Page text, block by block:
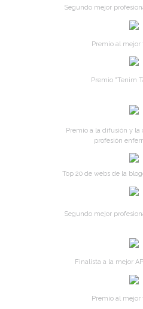
Segundo mejor
Premio al mejor
Premio "Tenim
Premio a la difusión y
profesión
Top 20 de webs de la
Segundo mejor
Finalista a la mejor
Premio al mejor